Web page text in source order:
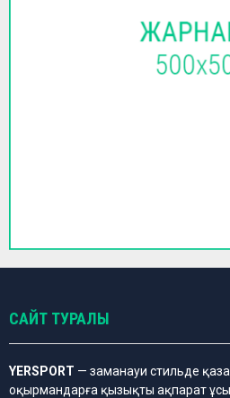
САЙТ ТУРАЛЫ
YERSPORT — заманауи стильде
оқырмандарға қызықты ақпарат